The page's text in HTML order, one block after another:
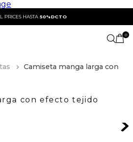
PRICES HASTA 50%DCTO
0
Camiseta manga larga con
con efecto tejido